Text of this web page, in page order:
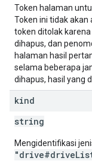
Token halaman
Token ini tidak
token ditolak
dihapus, dan
halaman hasil
selama beberapa
dihapus, hasil yang
kind
string
Mengidentifikasi